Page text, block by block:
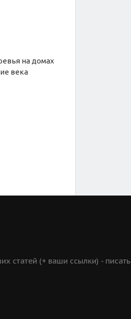
на домах
века
статей (+ ваши ссылки) - писать